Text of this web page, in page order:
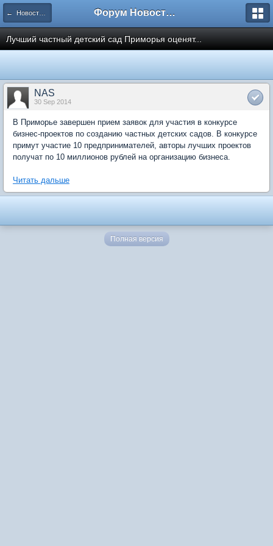
← Новости рынка недвижимости Форум Новостройки
Лучший частный детский сад Приморья оценят...
NAS
30 Sep 2014
В Приморье завершен прием заявок для участия в конкурсе
бизнес-проектов по созданию частных детских садов. В конкурсе
примут участие 10 предпринимателей, авторы лучших проектов
получат по 10 миллионов рублей на организацию бизнеса.
Читать дальше
Полная версия